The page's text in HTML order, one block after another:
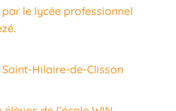
le lycée professionnel
Hilaire-de-Clisson